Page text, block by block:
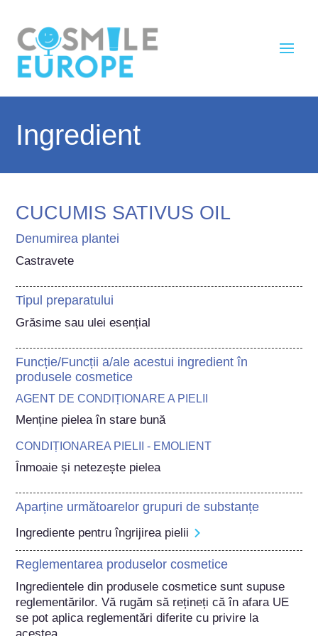
Ingredient
CUCUMIS SATIVUS OIL
Denumirea plantei
Castravete
Tipul preparatului
Grăsime sau ulei esențial
Funcție/Funcții a/ale acestui ingredient în
produsele cosmetice
AGENT DE CONDIȚIONARE A PIELII
Menține pielea în stare bună
CONDIȚIONAREA PIELII - EMOLIENT
Înmoaie și netezește pielea
Aparține următoarelor grupuri de substanțe
Ingrediente pentru îngrijirea pielii
Reglementarea produselor cosmetice
Ingredientele din produsele cosmetice sunt supuse
reglementărilor. Vă rugăm să rețineți că în afara UE
se pot aplica reglementări diferite cu privire la
acestea.